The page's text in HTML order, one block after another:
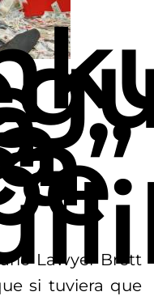
Lawyer Brett
si tuviera que